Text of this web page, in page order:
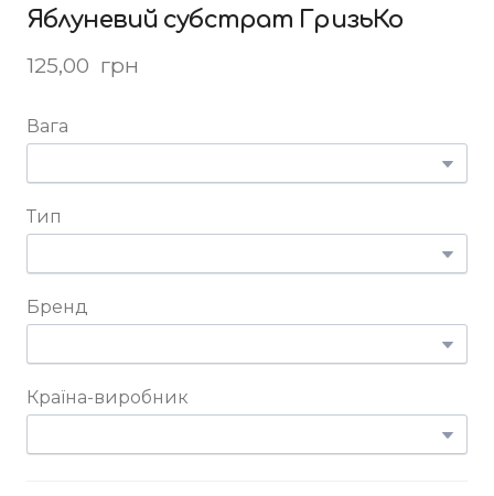
Яблуневий субстрат ГризьКо
125,00  грн
Вага
Тип
Бренд
Країна-виробник